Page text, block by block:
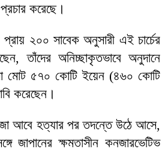
প্রচার করেছে।
২০০ সাবেক অনুসারী এই চার্চের
তাঁদের অনিচ্ছাকৃতভাবে অনুদানে
মোট ৫৭০ কোটি ইয়েন (৪৬০ কোটি
করেছেন।
আবে হত্যার পর তদন্তে উঠে আসে,
জাপানের ক্ষমতাসীন কনজারভেটিভ